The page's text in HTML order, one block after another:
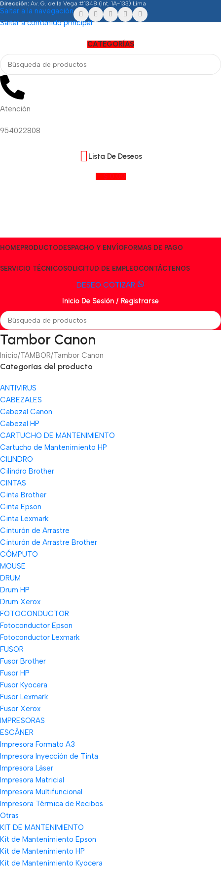
Saltar a la navegación
Saltar a contenido principal
Dirección: Av. G. de la Vega #1348 (Int. 1A-133) Lima
CATEGORÍAS
Atención
954022808
Lista De Deseos
$ 0.00
HOMEPRODUCTO DESPACHO Y ENVÍO FORMAS DE PAGO
SERVICIO TÉCNICOSOLICITUD DE EMPLEOCONTÁCTENOS
DESEO COTIZAR
Inicio De Sesión / Registrarse
Tambor Canon
Inicio TAMBOR Tambor Canon
Categorías del producto
ANTIVIRUS
CABEZALES
Cabezal Canon
Cabezal HP
CARTUCHO DE MANTENIMIENTO
Cartucho de Mantenimiento HP
CILINDRO
Cilindro Brother
CINTAS
Cinta Brother
Cinta Epson
Cinta Lexmark
Cinturón de Arrastre
Cinturón de Arrastre Brother
CÓMPUTO
MOUSE
DRUM
Drum HP
Drum Xerox
FOTOCONDUCTOR
Fotoconductor Epson
Fotoconductor Lexmark
FUSOR
Fusor Brother
Fusor HP
Fusor Kyocera
Fusor Lexmark
Fusor Xerox
IMPRESORAS
ESCÁNER
Impresora Formato A3
Impresora Inyección de Tinta
Impresora Láser
Impresora Matricial
Impresora Multifuncional
Impresora Térmica de Recibos
Otras
KIT DE MANTENIMIENTO
Kit de Mantenimiento Epson
Kit de Mantenimiento HP
Kit de Mantenimiento Kyocera